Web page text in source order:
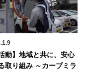
動】地域と共に、安心
取り組み ～カーブミラ